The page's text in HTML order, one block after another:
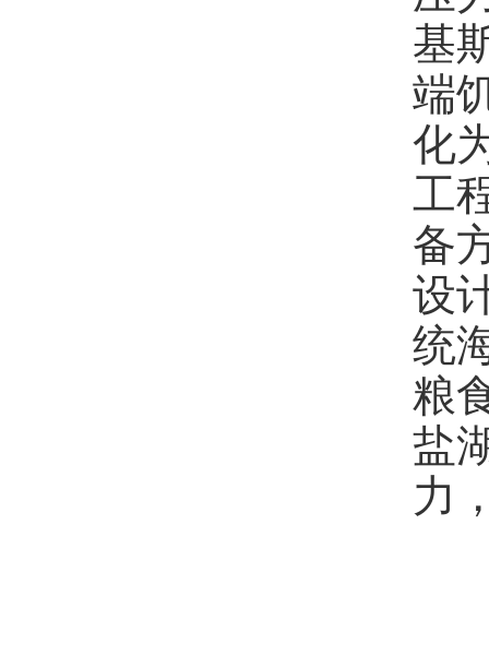
基
端
化
工
备
设
统
粮
盐
力